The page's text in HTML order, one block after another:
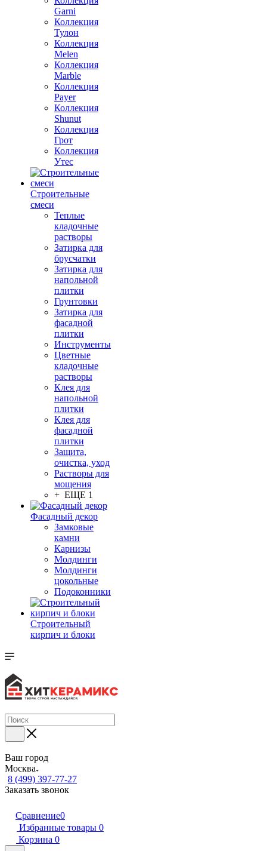
Garni
Коллекция
Тулон
Коллекция
Melen
Коллекция
Marble
Коллекция
Payer
Коллекция
Shunut
Коллекция
Грот
Коллекция
Утес
Строительные
смеси
Теплые
кладочные
растворы
Затирка для
брусчатки
Затирка для
напольной
плитки
Грунтовки
Затирка для
фасадной
плитки
Инструменты
Цветные
кладочные
растворы
Клея для
напольной
плитки
Клея для
фасадной
плитки
Защита,
очистка, уход
Растворы для
мощения
+ ЕЩЕ 1
Фасадный декор
Замковые
камни
Карнизы
Молдинги
Молдинги
цокольные
Подоконники
Строительный
кирпич и блоки
Ваш город
Москва
8 (499) 397-77-27
Заказать звонок
Сравнение0
Избранные товары 0
Корзина 0